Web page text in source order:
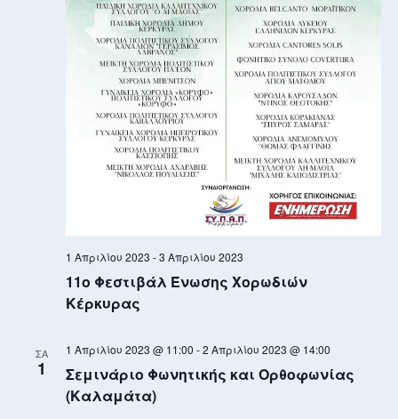
1 Απριλίου 2023 -3 Απριλίου 2023
11ο Φεστιβάλ Ένωσης Χορωδιών
Κέρκυρας
ΣΑ
1
1 Απριλίου 2023 @ 11:00 -2 Απριλίου 2023 @ 14:00
Σεμινάριο Φωνητικής και Ορθοφωνίας
(Καλαμάτα)